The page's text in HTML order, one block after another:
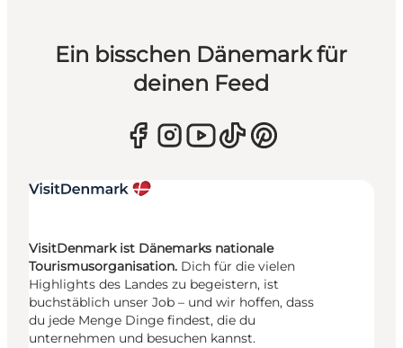
Ein bisschen Dänemark für
deinen Feed
VisitDenmark ist Dänemarks nationale
Tourismusorganisation. Dich für die vielen
Highlights des Landes zu begeistern, ist
buchstäblich unser Job – und wir hoffen, dass
du jede Menge Dinge findest, die du
unternehmen und besuchen kannst.